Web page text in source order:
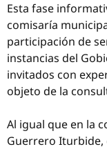
Esta fase
comisaría
participación de
instancias del
invitados con
objeto de la
Al igual que en la
Guerrero Iturbide,